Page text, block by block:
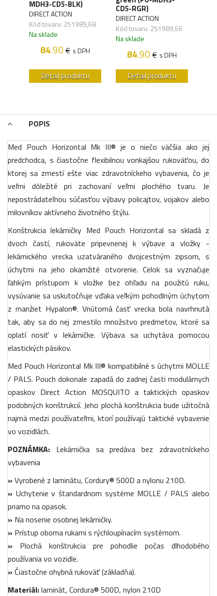
MDH3-CD5-BLK)
DIRECT ACTION
Kód tovaru: 251989,68
Na sklade
84.90€ s DPH
Detail produktu
CD5-RGR)
DIRECT ACTION
Kód tovaru: 251989,66
Na sklade
84.90€ s DPH
Detail produktu
POPIS
Med Pouch Horizontal Mk III® je o niečo väčšia ako jej
predchodca, s čiastočne flexibilnou vonkajšou rukoväťou, do
ktorej sa zmestí ešte viac zdravotníckeho vybavenia, čo je
veľmi dôležité pri zachovaní veľmi plochého tvaru. Je
nepostrádateľnou súčasťou výbavy policajtov, vojakov alebo
milovníkov aktívneho životného štýlu.
Konštrukcia lekárničky Med Pouch Horizontal sa skladá z
dvoch častí, rukoväte pripevnenej k výbave a vložky -
lekárnického vrecka uzatváraného dvojcestným zipsom, s
úchytmi na jeho okamžité otvorenie. Celok sa vyznačuje
ľahkým prístupom k vložke bez ohľadu na použitú ruku,
vysúvanie sa uskutočňuje vďaka veľkým pohodlným úchytom
z manžiet Hypalon®. Vnútorná časť vrecka bola navrhnutá
tak, aby sa do nej zmestilo množstvo predmetov, ktoré sa
oplatí nosiť v lekárničke. Výbava sa uchytáva pomocou
elastických pásikov.
Med Pouch Horizontal Mk III® kompatibilné s úchytmi MOLLE
/ PALS. Pouch dokonale zapadá do zadnej časti modulárnych
opaskov Direct Action MOSQUITO a taktických opaskov
podobných konštrukcií. Jeho plochá konštrukcia bude užitočná
najmä medzi používateľmi, ktorí používajú taktické vybavenie
vo vozidlách.
POZNÁMKA: Lekárnička sa predáva bez zdravotníckeho
vybavenia
» Vyrobené z laminátu, Cordury® 500D a nylonu 210D.
» Uchytenie v štandardnom systéme MOLLE / PALS alebo
priamo na opasok.
» Na nosenie osobnej lekárničky.
» Prístup oboma rukami s rýchloupínacím systémom.
» Plochá konštrukcia pre pohodlie počas dlhodobého
používania vo vozidle.
» Čiastočne ohybná rukoväť (základňa).
Materiál:laminát, Cordura® 500D, nylon 210D